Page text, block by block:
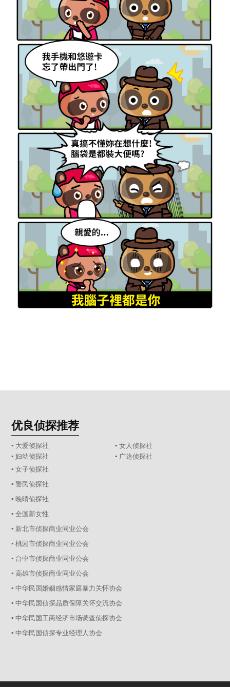
优良侦探推荐
▪ 大爱侦探社
▪ 女人侦探社
▪ 妇幼侦探社
▪ 广达侦探社
▪ 女子侦探社
▪ 警民侦探社
▪ 晚晴侦探社
▪ 全国新女性
▪ 新北市侦探商业同业公会
▪ 桃园市侦探商业同业公会
▪ 台中市侦探商业同业公会
▪ 高雄市侦探商业同业公会
▪ 中华民国婚姻感情家庭暴力关怀协会
▪ 中华民国侦探品质保障关怀交流协会
▪ 中华民国工商经济市场调查侦探协会
▪ 中华民国侦探专业经理人协会